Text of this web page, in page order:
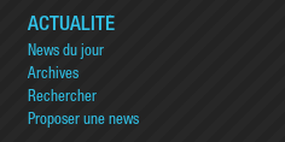
ACTUALITÉ
News du jour
Archives
Rechercher
Proposer une news